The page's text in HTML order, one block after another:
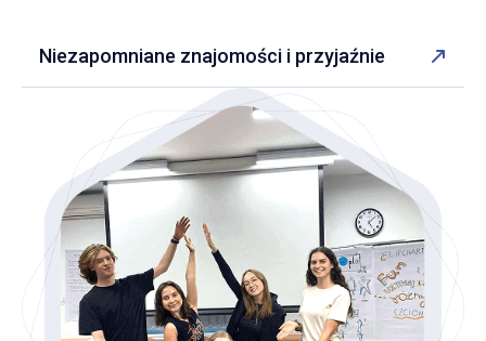
Niezapomniane znajomości i przyjaźnie